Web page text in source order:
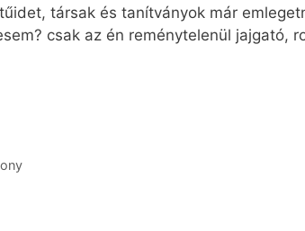
társak és tanítványok már
csak az én reménytelenül jajgató,